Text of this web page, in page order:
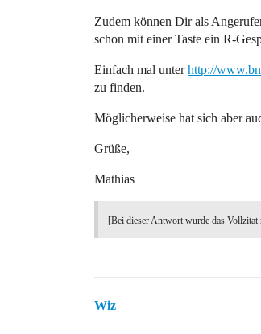
Zudem können Dir als
schon mit einer Taste ein R-
Einfach mal unterhttp://
zu finden.
Möglicherweise hat sich aber
Grüße,
Mathias
[Bei dieser Antwort wurde das Vollzitat
Wiz